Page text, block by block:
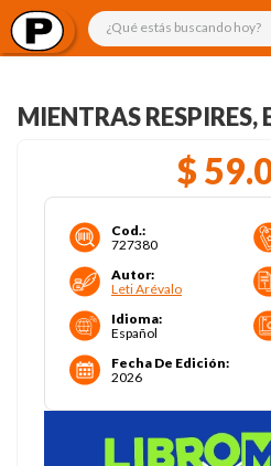
¿Qué estás buscando
MIENTRAS RESPIRES,
$ 59.
Cod.:
727380
Autor:
Leti Arévalo
Idioma:
Español
Fecha De Edición:
2026